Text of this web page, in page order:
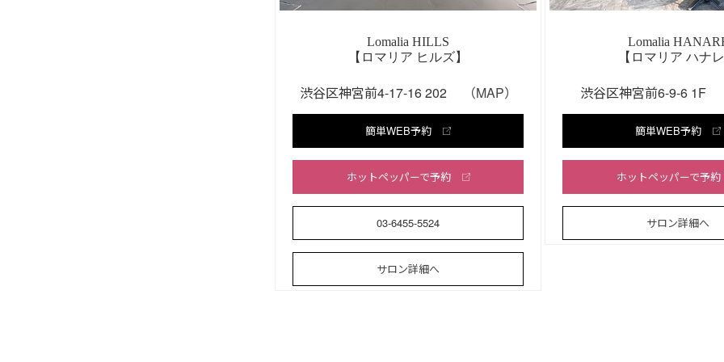
Lomalia HILLS
【ロマリア ヒルズ】
渋谷区神宮前4-17-16 202 （MAP）
簡単WEB予約
ホットペッパーで予約
03-6455-5524
サロン詳細へ
Lomalia
【ロマリア ハナ
渋谷区神宮前6-9-6 1F
簡単WEB予約
ホットペッパーで予約
サロン詳細へ